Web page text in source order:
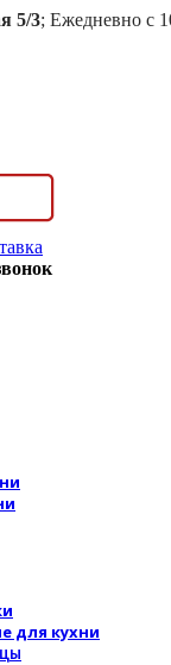
5/3; Ежедневно с
для кухни